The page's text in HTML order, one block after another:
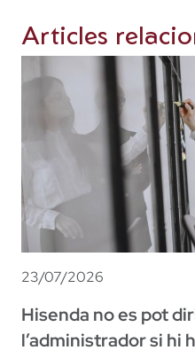
Articles
23/07/2026
Hisenda no es pot
l’administrador si hi